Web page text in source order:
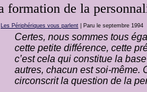
formation de la
Les Périphériques vous parlent | Paru le septembre 1994
Certes, nous sommes tous
cette petite différence, cette
c’est cela qui constitue la
autres, chacun est soi-même.
circonscrit la question de la